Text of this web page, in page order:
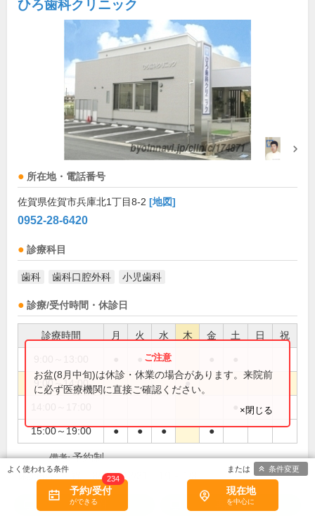
ひろ歯科クリニック
所在地・電話番号
佐賀県佐賀市兵庫北1丁目8-2 [地図]
0952-28-6420
診療科目
歯科 歯科口腔外科 小児歯科
診療/受付時間・休診日
診療時間 月 火 水 木 金 土 日 祝
●
9:00～14:00 ●
15:00～19:00 ● ● ● ●
お盆(8月中旬)は休診・休業の場合があります。来院前
に必ず医療機関に直接ご確認ください。
×閉じる
備考: 予約制
休診日: 日、祝、8/15、12/31、1/1～1/3
初診受付 再診受付
予約/受付
234
現在地
条件変更